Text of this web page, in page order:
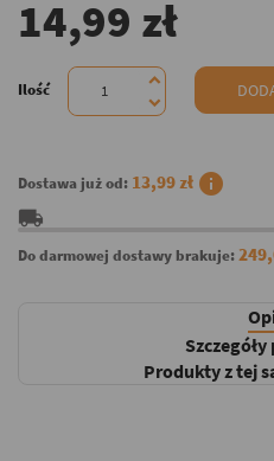
14,99 zł
Ilość
Dostawa już od: 13,99 zł info
local_shipping
Do darmowej dostawy brakuje:
Produkty z tej